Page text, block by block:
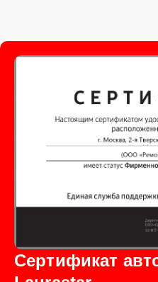
Сертификат